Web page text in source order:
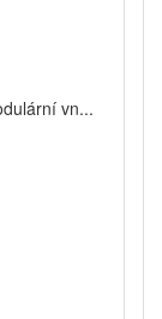
vn...